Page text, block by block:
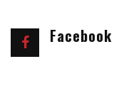
Facebook